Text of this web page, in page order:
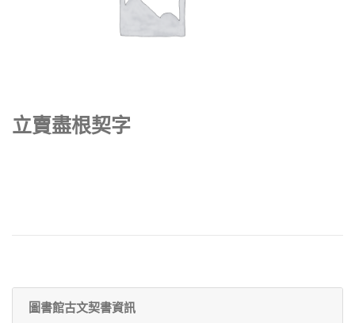
立賣盡根契字
圖書館古文契書資訊